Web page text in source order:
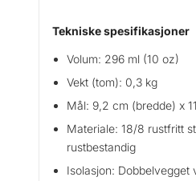
Tekniske spesifikasjoner
Volum: 296 ml (10 oz)
Vekt (tom): 0,3 kg
Mål: 9,2 cm (bredde) x
Materiale: 18/8 rustfritt
rustbestandig
Isolasjon: Dobbelvegget